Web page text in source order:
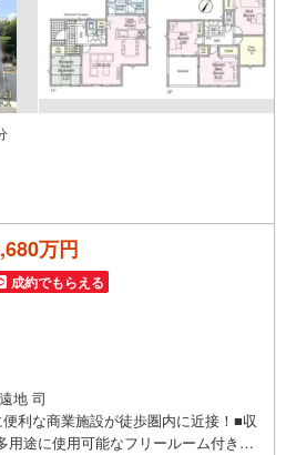
万円
成約でもらえる
遠地 司
利な商業施設が徒歩圏内に近接！■収
用途に使用可能なフリールーム付き！